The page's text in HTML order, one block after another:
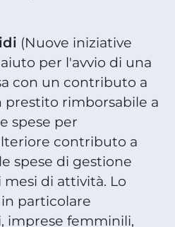
idi (Nuove iniziative
per l'avvio di una
con un contributo a
rimborsabile a
spese per
contributo a
spese di gestione
di attività. Lo
particolare
imprese femminili,